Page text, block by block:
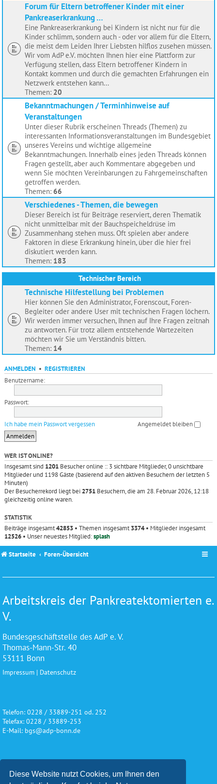
Diese Website nutzt Cookies, um Ihnen den
Forum für Eltern betroffener Kinder mit einer
Pankreaserkrankung …
Eine Pankreaserkrankung bei Kindern ist nicht nur für die
Kinder schlimm, sondern auch - oder vor allem für die Eltern,
die meist dem Leiden Ihrer Liebsten hilflos zusehen müssen.
Wir vom AdP e.V. möchten Ihnen hier eine Plattform zur
Verfügung stellen, dass Eltern betroffener Kindern in
Kontakt kommen und durch die gemachten Erfahrungen ein
Netzwerk entstehen kann...
Themen: 20
Bekanntmachungen / Terminhinweise auf
Veranstaltungen
Unter dieser Rubrik erscheinen Threads (Themen) zu
interessanten Informationsveranstaltungen im Bundesgebiet
unseres Vereins und wichtige allgemeine
Bekanntmachungen. Innerhalb eines jeden Threads können
Fragen gestellt, aber auch Kommentare abgegeben und
wenn Sie möchten Vereinbarungen zu Fahrgemeinschaften
getroffen werden.
Themen: 66
Verschiedenes - Themen, die bewegen
Dieser Bereich ist für Beiträge reserviert, deren Thematik
nicht unmittelbar mit der Bauchspeicheldrüse im
Zusammenhang stehen muss. Oft spielen aber andere
Faktoren in diese Erkrankung hinein, über die hier frei
diskutiert werden kann.
Themen: 183
Technischer Bereich
Technische Hilfestellung bei Problemen
Hier können Sie den Administrator, Forenscout, Foren-
Begleiter oder andere User mit technischen Fragen löchern.
Wir werden immer versuchen, Ihnen auf Ihre Fragen zeitnah
zu antworten. Für trotz allem entstehende Wartezeiten
möchten wir Sie um Verständnis bitten.
Themen: 14
ANMELDEN • REGISTRIEREN
Benutzername:
Passwort:
Ich habe mein Passwort vergessen Angemeldet bleiben
WER IST ONLINE?
Insgesamt sind 1201 Besucher online :: 3 sichtbare Mitglieder, 0 unsichtbare
Mitglieder und 1198 Gäste (basierend auf den aktiven Besuchern der letzten 5
Minuten)
Der Besucherrekord liegt bei 2751 Besuchern, die am 28. Februar 2026, 12:18
gleichzeitig online waren.
STATISTIK
Beiträge insgesamt42853 • Themen insgesamt3374• Mitglieder insgesamt
12526 • Unser neuestes Mitglied:splash
Startseite Foren-Übersicht
Arbeitskreis der Pankreatektomierten e.
V.
Bundesgeschäftstelle des AdP e. V.
Thomas-Mann-Str. 40
53111 Bonn
Impressum | Datenschutz
Telefon: 0228 / 33889-251 od. 252
Telefax: 0228 / 33889-253
E-Mail: bgs@adp-bonn.de
Wir danken für die freundliche
Unterstützung und Förderung